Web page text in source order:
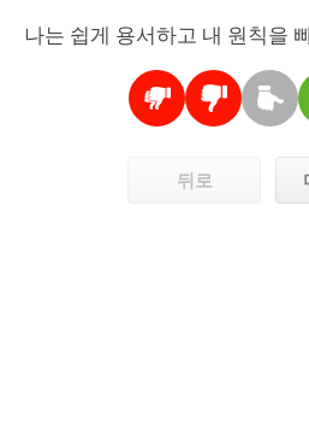
나는 쉽게 용서하고 내 원칙을
뒤로